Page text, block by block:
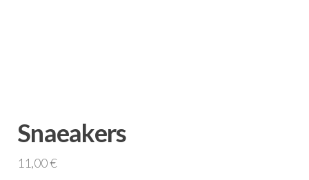
Snaeakers
11,00€